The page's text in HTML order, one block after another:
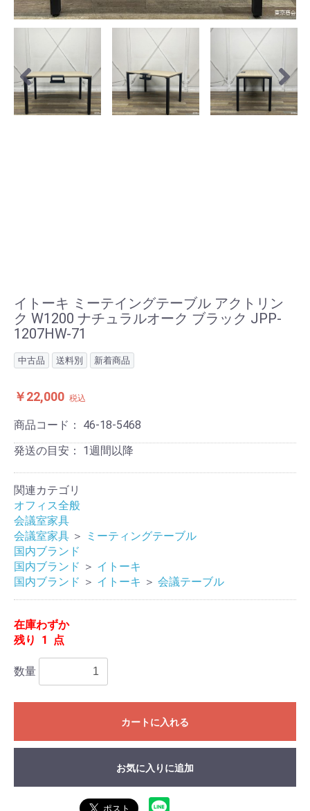
イトーキ ミーテイングテーブル アクトリン
ク W1200 ナチュラルオーク ブラック JPP-
1207HW-71
中古品 送料別 新着商品
￥22,000 税込
商品コード： 46-18-5468
発送の目安： 1週間以降
関連カテゴリ
オフィス全般
会議室家具
会議室家具 ＞
ミーティングテーブル
国内ブランド
国内ブランド ＞ イトーキ
国内ブランド ＞ イトーキ ＞ 会議テーブル
在庫わずか
残り 1 点
数量
カートに入れる
お気に入りに追加